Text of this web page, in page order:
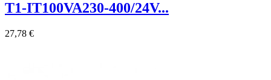
T1-IT100VA230-400/24V...
27,78 €